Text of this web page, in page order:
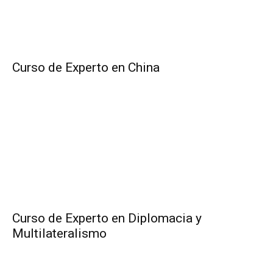
Curso de Experto en China
Curso de Experto en Diplomacia y
Multilateralismo